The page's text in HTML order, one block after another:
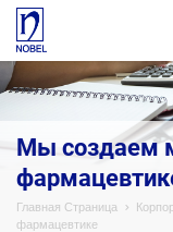
Мы создаем
Главная Страница
фармацевтике